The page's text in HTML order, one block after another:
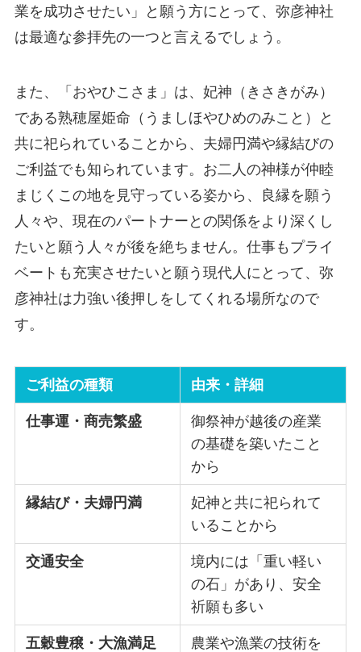
業を成功させたい」と願う方にとって、弥彦神社
は最適な参拝先の一つと言えるでしょう。
また、「おやひこさま」は、妃神（きさきがみ）
である熟穂屋姫命（うましほやひめのみこと）と
共に祀られていることから、夫婦円満や縁結びの
ご利益でも知られています。お二人の神様が仲睦
まじくこの地を見守っている姿から、良縁を願う
人々や、現在のパートナーとの関係をより深くし
たいと願う人々が後を絶ちません。仕事もプライ
ベートも充実させたいと願う現代人にとって、弥
彦神社は力強い後押しをしてくれる場所なので
す。
ご利益の種類 由来・詳細
仕事運・商売繁盛
御祭神が越後の産業
の基礎を築いたこと
から
縁結び・夫婦円満
妃神と共に祀られて
いることから
交通安全
境内には「重い軽い
の石」があり、安全
祈願も多い
五穀豊穣・大漁満足
農業や漁業の技術を